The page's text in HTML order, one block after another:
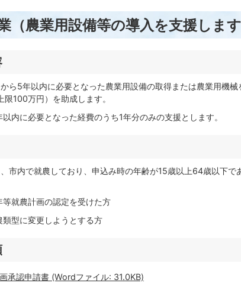
（農業用設備等の導入を支援します
ら5年以内に必要となった農業用設備の取得または農業用機
限100万円）を助成します。
内に必要となった経費のうち1年分のみの支援とします。
市内で就農しており、申込み時の年齢が15歳以上64歳以下で
等就農計画の認定を受けた方
類型に変更しようとする方
承認申請書 (Wordファイル: 31.0KB)